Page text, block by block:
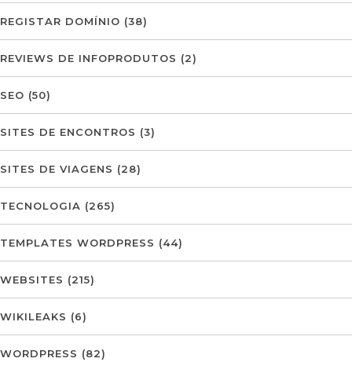
REGISTAR DOMÍNIO (38)
REVIEWS DE INFOPRODUTOS (2)
SEO (50)
SITES DE ENCONTROS (3)
SITES DE VIAGENS (28)
TECNOLOGIA (265)
TEMPLATES WORDPRESS (44)
WEBSITES (215)
WIKILEAKS (6)
WORDPRESS (82)